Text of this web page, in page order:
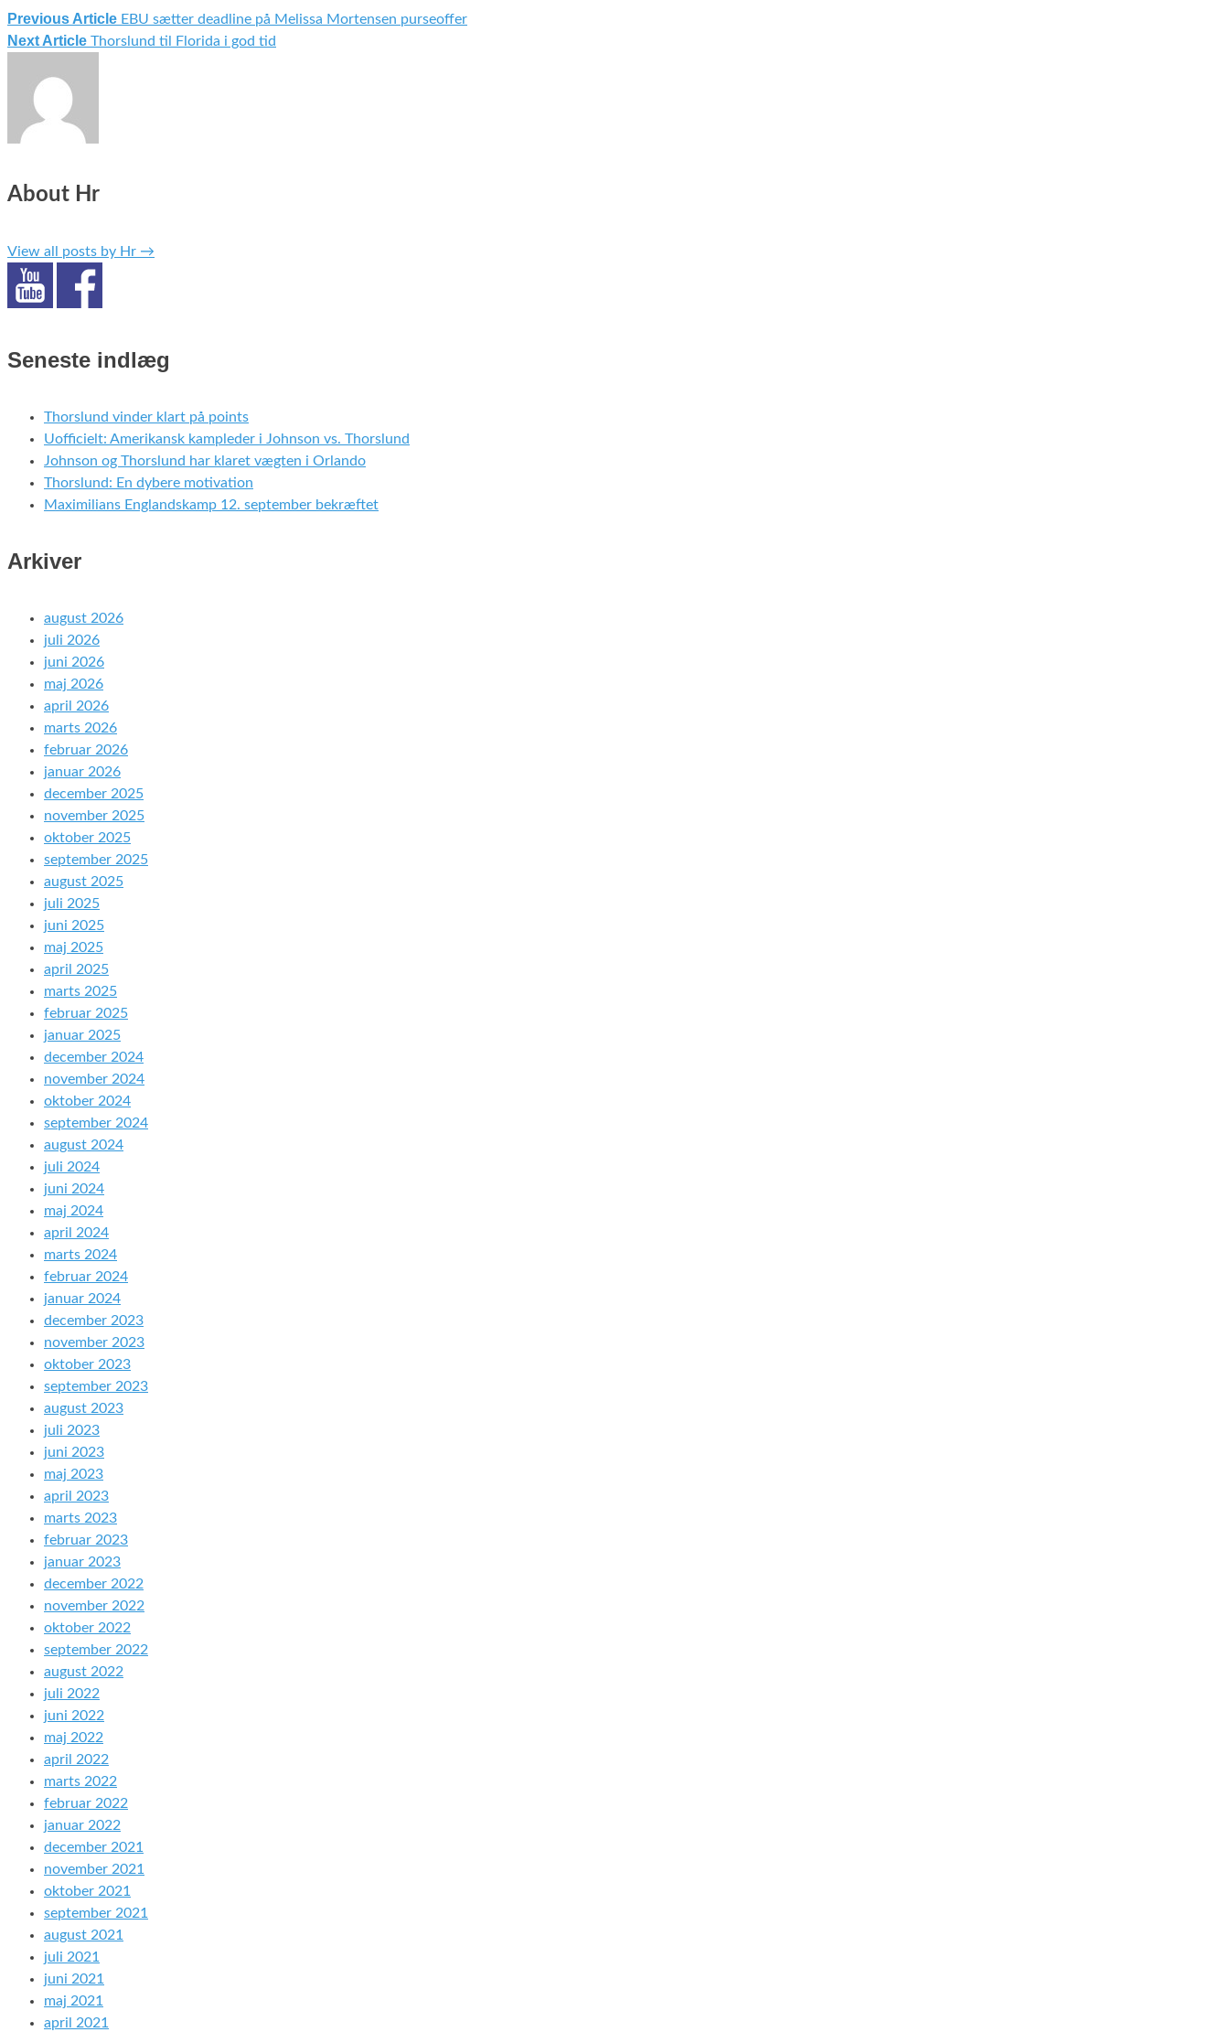
Indlægsnavigation
Previous Article EBU sætter deadline på Melissa Mortensen purseoffer
Next Article Thorslund til Florida i god tid
About Hr
View all posts by Hr →
Seneste indlæg
Thorslund vinder klart på points
Uofficielt: Amerikansk kampleder i Johnson vs. Thorslund
Johnson og Thorslund har klaret vægten i Orlando
Thorslund: En dybere motivation
Maximilians Englandskamp 12. september bekræftet
Arkiver
august 2026
juli 2026
juni 2026
maj 2026
april 2026
marts 2026
februar 2026
januar 2026
december 2025
november 2025
oktober 2025
september 2025
august 2025
juli 2025
juni 2025
maj 2025
april 2025
marts 2025
februar 2025
januar 2025
december 2024
november 2024
oktober 2024
september 2024
august 2024
juli 2024
juni 2024
maj 2024
april 2024
marts 2024
februar 2024
januar 2024
december 2023
november 2023
oktober 2023
september 2023
august 2023
juli 2023
juni 2023
maj 2023
april 2023
marts 2023
februar 2023
januar 2023
december 2022
november 2022
oktober 2022
september 2022
august 2022
juli 2022
juni 2022
maj 2022
april 2022
marts 2022
februar 2022
januar 2022
december 2021
november 2021
oktober 2021
september 2021
august 2021
juli 2021
juni 2021
maj 2021
april 2021